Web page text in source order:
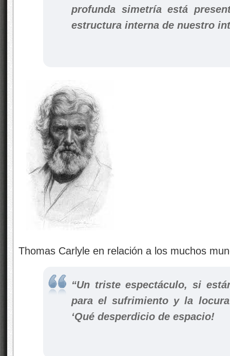
profunda simetría está
estructura interna de nuestro
Thomas Carlyle en relación a los muchos
“Un triste espectáculo, si
para el sufrimiento y la
‘Qué desperdicio de espacio!